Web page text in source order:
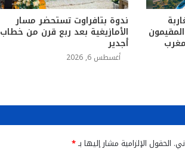
ندوة بتافراوت تستحضر مسار
الأمازيغية بعد ربع قرن من خطاب
أجدير
أغسطس 6, 2026
الحقول الإلزامية مشار إليها بـ*